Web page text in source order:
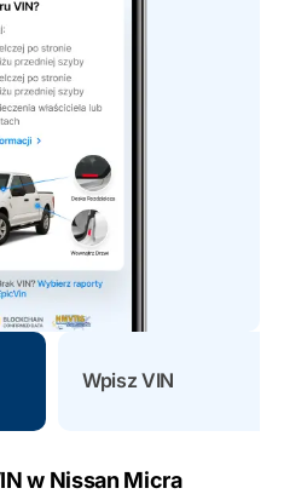
Wpisz VIN
w Nissan Micra